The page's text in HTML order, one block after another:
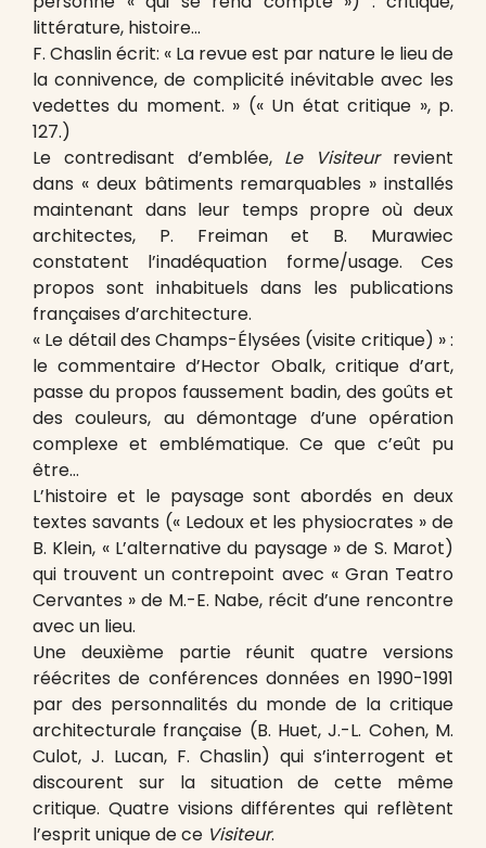
littérature, histoire…
F. Chaslin écrit: « La revue est par nature le lieu de
la connivence, de complicité inévitable avec les
vedettes du moment. » (« Un état critique », p.
127.)
Le contredisant d’emblée, Le Visiteurrevient
dans « deux bâtiments remarquables » installés
maintenant dans leur temps propre où deux
architectes, P. Freiman et B. Murawiec
constatent l’inadéquation forme/usage. Ces
propos sont inhabituels dans les publications
françaises d’architecture.
« Le détail des Champs-Élysées (visite critique) » :
le commentaire d’Hector Obalk, critique d’art,
passe du propos faussement badin, des goûts et
des couleurs, au démontage d’une opération
complexe et emblématique. Ce que c’eût pu
être…
L’histoire et le paysage sont abordés en deux
textes savants (« Ledoux et les physiocrates » de
B. Klein, « L’alternative du paysage » de S. Marot)
qui trouvent un contrepoint avec « Gran Teatro
Cervantes » de M.-E. Nabe, récit d’une rencontre
avec un lieu.
Une deuxième partie réunit quatre versions
réécrites de conférences données en 1990-1991
par des personnalités du monde de la critique
architecturale française (B. Huet, J.-L. Cohen, M.
Culot, J. Lucan, F. Chaslin) qui s’interrogent et
discourent sur la situation de cette même
critique. Quatre visions différentes qui reflètent
l’esprit unique de ce Visiteur.